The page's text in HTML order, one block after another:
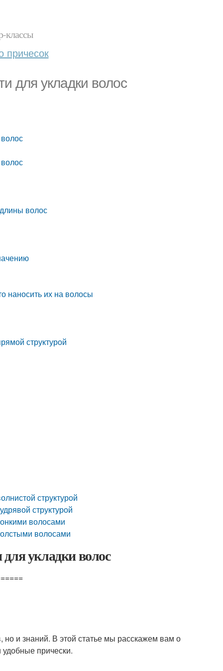
классы
причесок
для укладки волос
волос
наносить их на волосы
структурой
структурой
структурой
волосами
волосами
укладки волос
но и знаний. В этой статье мы расскажем вам о
прически.